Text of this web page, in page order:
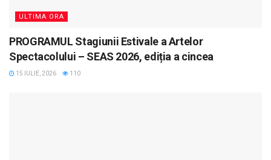
ULTIMA ORA
PROGRAMUL Stagiunii Estivale a Artelor
Spectacolului – SEAS 2026, ediția a cincea
15 IULIE, 2026 110